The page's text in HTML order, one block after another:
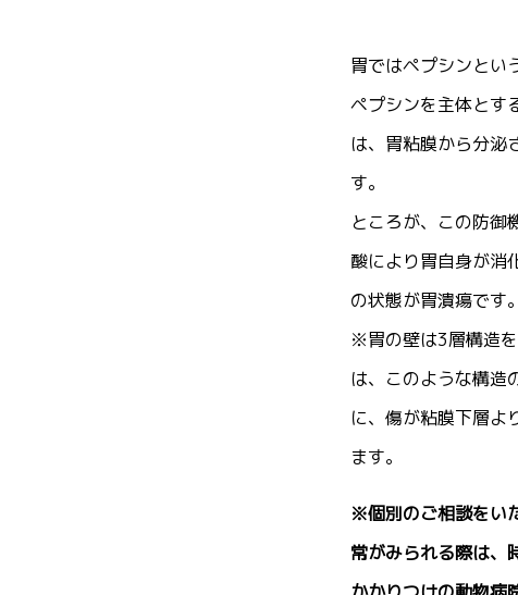
胃ではペプシンとい
ペプシンを主体とす
は、胃粘膜から分泌
す。
ところが、この防御
酸により胃自身が消
の状態が胃潰瘍です。
※胃の壁は3層構造
は、このような構造
に、傷が粘膜下層よ
ます。
※個別のご相談をい
常がみられる際は、